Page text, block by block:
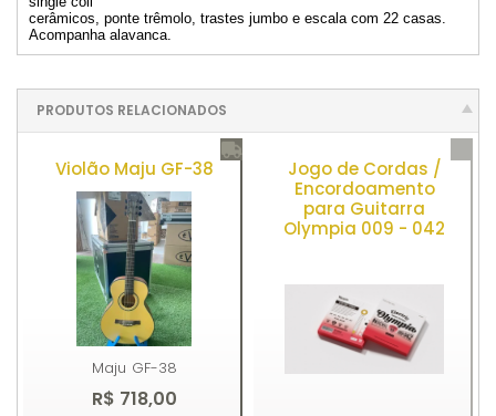
cerâmicos, ponte trêmolo, trastes jumbo e escala com 22 casas.
Acompanha alavanca.
PRODUTOS RELACIONADOS
Violão Maju GF-38
Maju GF-38
R$ 718,00
Jogo de Cordas /
Encordoamento
para Guitarra
Olympia 009 - 042